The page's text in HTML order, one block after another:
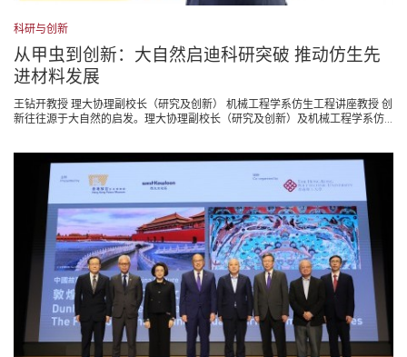
科研与创新
从甲虫到创新：大自然启迪科研突破 推动仿生先
进材料发展
王钻开教授 理大协理副校长（研究及创新） 机械工程学系仿生工程讲座教授 创
新往往源于大自然的启发。理大协理副校长（研究及创新）及机械工程学系仿...